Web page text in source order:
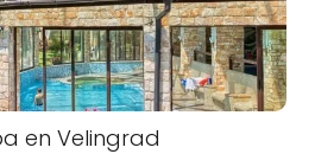
en Velingrad